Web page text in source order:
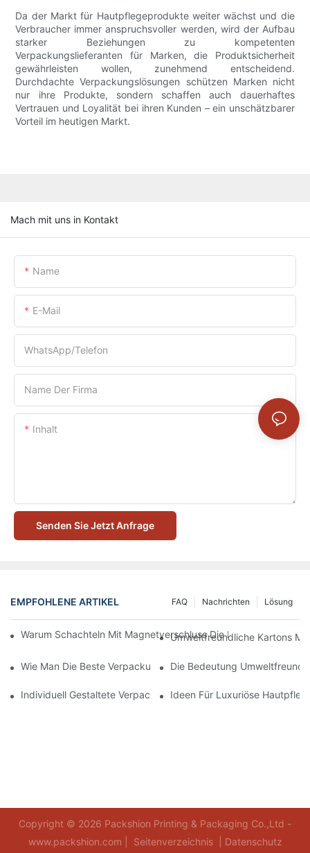
Da der Markt für Hautpflegeprodukte weiter wächst und die
Verbraucher immer anspruchsvoller werden, wird der Aufbau
starker Beziehungen zu kompetenten
Verpackungslieferanten für Marken, die Produktsicherheit
gewährleisten wollen, zunehmend entscheidend.
Durchdachte Verpackungslösungen schützen Marken nicht
nur ihre Produkte, sondern schaffen auch dauerhaftes
Vertrauen und Loyalität bei ihren Kunden – ein unschätzbarer
Vorteil im heutigen Markt.
Mach mit uns in Kontakt
Name
E-Mail
WhatsApp/Telefon
Name Der Firma
Inhalt
Senden Sie Jetzt Anfrage
EMPFOHLENE ARTIKEL Lösung
Nachrichten
FAQ
Warum Schachteln Mit Magnetverschluss Die Beste Wahl Für
Umweltfreundliche Kartons
Wie Man Die Beste Verpackung Für Hautpflegeprodukte Zum
Die Bedeutung
Individuell Gestaltete Verpackungen Für Hautpflegeprodukte,
Ideen Für Luxuriöse
Copyright © 2026 Packshion Printing & Packaging Co.,Ltd -
www.packshion.com |
Seitenverzeichnis Datenschutz